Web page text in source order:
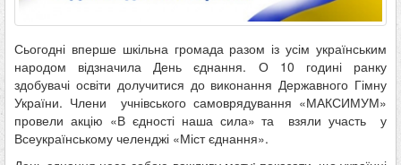
Сьогодні вперше шкільна громада разом із усім українським
народом відзначила День єднання. О 10 годині ранку
здобувачі освіти долучитися до виконання Державного Гімну
України. Члени учнівського самоврядування «МАКСИМУМ»
провели акцію «В єдності наша сила» та взяли участь у
Всеукраїнському челенджі «Міст єднання».